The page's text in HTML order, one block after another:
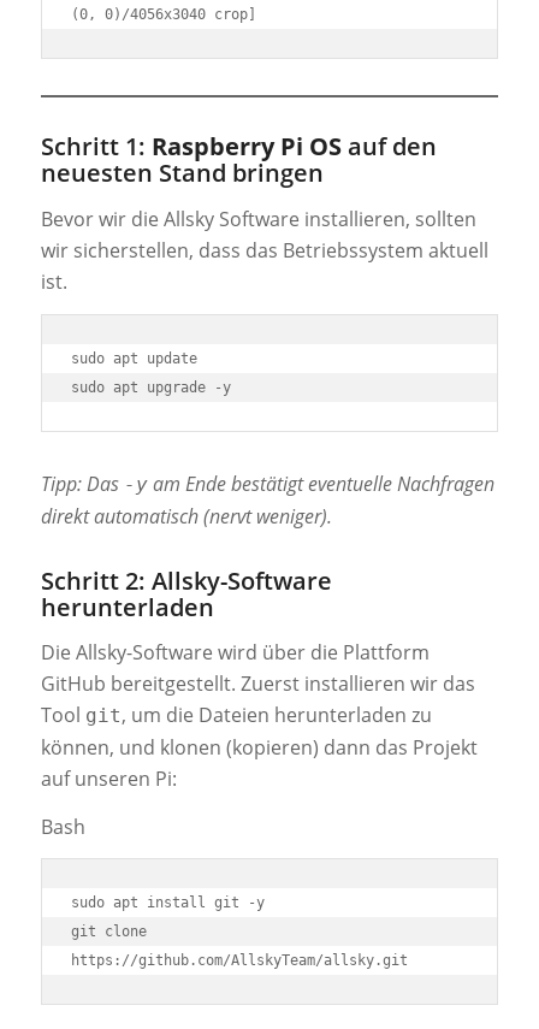
(0, 0)/4056x3040 crop]
Schritt 1: Raspberry Pi OS auf den
neuesten Stand bringen
Bevor wir die Allsky Software installieren, sollten
wir sicherstellen, dass das Betriebssystem aktuell
ist.
sudo apt update
sudo apt upgrade -y
Tipp: Das -yam Ende bestätigt eventuelle Nachfragen
direkt automatisch (nervt weniger).
Schritt 2: Allsky-Software
herunterladen
Die Allsky-Software wird über die Plattform
GitHub bereitgestellt. Zuerst installieren wir das
Tool git, um die Dateien herunterladen zu
können, und klonen (kopieren) dann das Projekt
auf unseren Pi:
Bash
sudo apt install git -y
git clone